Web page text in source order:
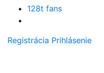
128t fans
Registrácia Prihlásenie